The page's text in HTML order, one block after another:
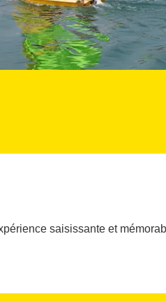
saisissante et